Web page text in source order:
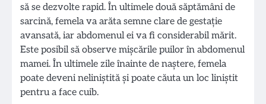
să se dezvolte rapid. În ultimele două săptămâni de
sarcină, femela va arăta semne clare de gestație
avansată, iar abdomenul ei va fi considerabil mărit.
Este posibil să observe mișcările puilor în abdomenul
mamei. În ultimele zile înainte de naștere, femela
poate deveni neliniștită și poate căuta un loc liniștit
pentru a face cuib.